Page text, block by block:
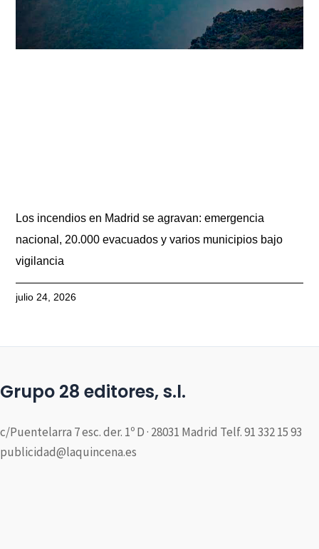
Los incendios en Madrid se agravan: emergencia
nacional, 20.000 evacuados y varios municipios bajo
vigilancia
julio 24, 2026
Grupo 28 editores, s.l.
c/Puentelarra 7 esc. der. 1º D · 28031 Madrid Telf. 91 332 15 93
publicidad@laquincena.es